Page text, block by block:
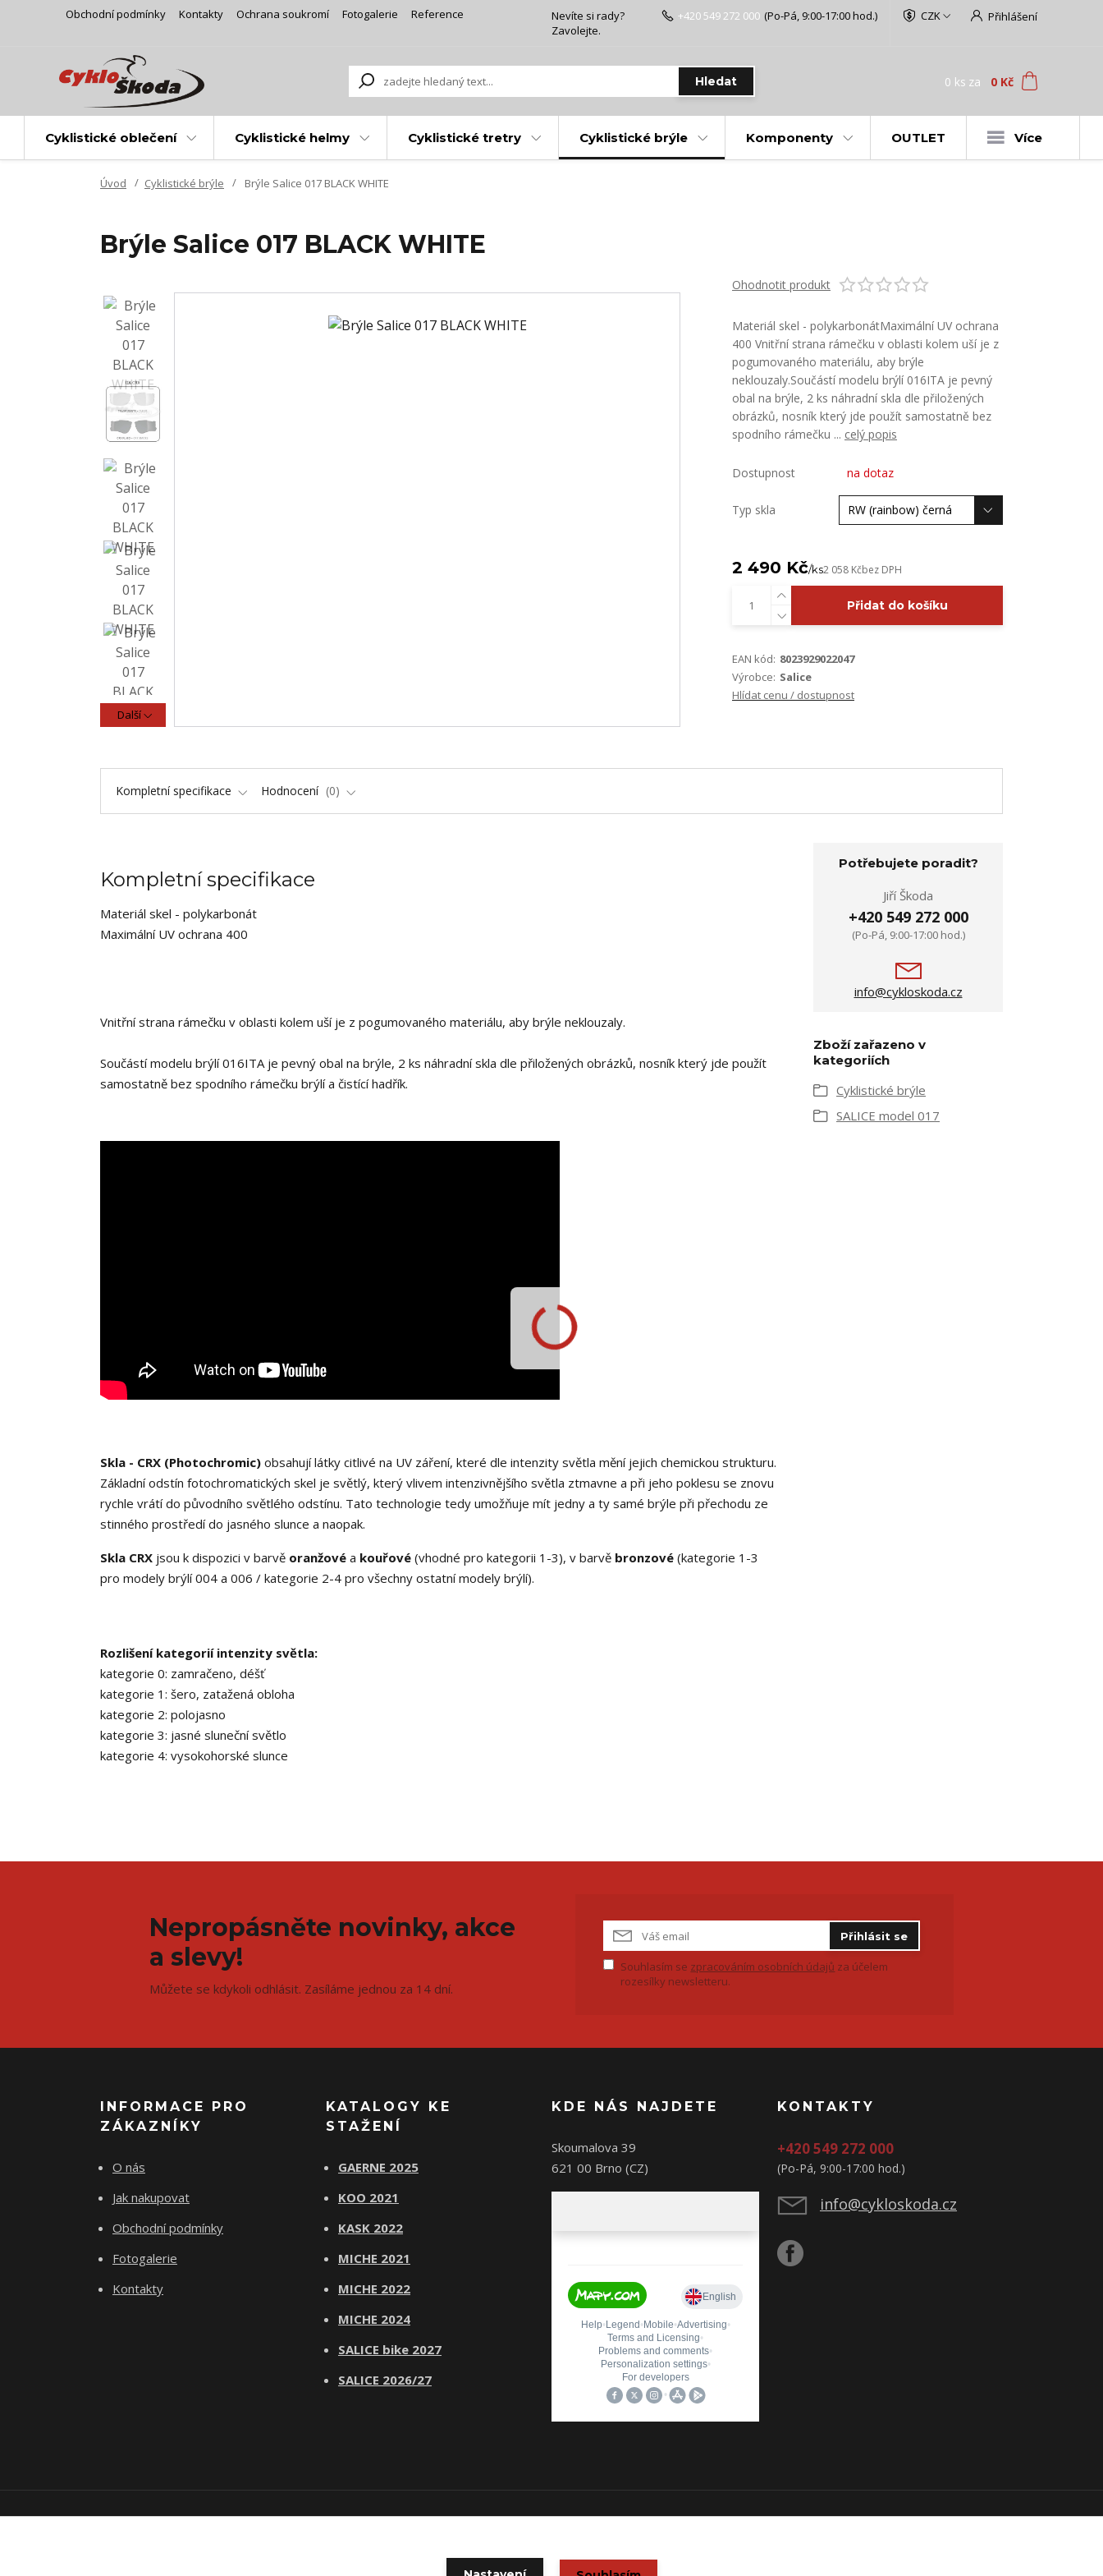
Obchodní podmínky Kontakty Ochrana soukromí Fotogalerie Reference CZK Přihlášení
Hledat
Nevíte si rady?
Zavolejte.
+420 549 272 000 (Po-Pá, 9:00-17:00 hod.)
0 ks za 0 Kč
Cyklistické oblečení Cyklistické helmy Cyklistické tretry Cyklistické brýle Komponenty OUTLET Více
Úvod Cyklistické brýle Brýle Salice 017 BLACK WHITE
Brýle Salice 017 BLACK WHITE
Další
Ohodnotit produkt
Materiál skel - polykarbonátMaximální UV ochrana
400 Vnitřní strana rámečku v oblasti kolem uší je z
pogumovaného materiálu, aby brýle
neklouzaly.Součástí modelu brýlí 016ITA je pevný
obal na brýle, 2 ks náhradní skla dle přiložených
obrázků, nosník který jde použít samostatně bez
spodního rámečku ... celý popis
Dostupnost na dotaz
Typ skla
2 490 Kč/ks2 058 Kčbez DPH
Přidat do košíku
EAN kód: 8023929022047
Výrobce: Salice
Hlídat cenu / dostupnost
Kompletní specifikace Hodnocení 0
Kompletní specifikace
Materiál skel - polykarbonát
Maximální UV ochrana 400
Vnitřní strana rámečku v oblasti kolem uší je z pogumovaného materiálu, aby brýle neklouzaly.
Součástí modelu brýlí 016ITA je pevný obal na brýle, 2 ks náhradní skla dle přiložených obrázků, nosník který jde použít
samostatně bez spodního rámečku brýlí a čistící hadřík.
Skla - CRX (Photochromic) obsahují látky citlivé na UV záření, které dle intenzity světla mění jejich chemickou strukturu.
Základní odstín fotochromatických skel je světlý, který vlivem intenzivnějšího světla ztmavne a při jeho poklesu se znovu
rychle vrátí do původního světlého odstínu. Tato technologie tedy umožňuje mít jedny a ty samé brýle při přechodu ze
stinného prostředí do jasného slunce a naopak.
Skla CRX jsou k dispozici v barvě oranžové a kouřové (vhodné pro kategorii 1-3), v barvě bronzové (kategorie 1-3
pro modely brýlí 004 a 006 / kategorie 2-4 pro všechny ostatní modely brýlí).
Rozlišení kategorií intenzity světla:
kategorie 0: zamračeno, déšť
kategorie 1: šero, zatažená obloha
kategorie 2: polojasno
kategorie 3: jasné sluneční světlo
kategorie 4: vysokohorské slunce
Potřebujete poradit?
Jiří Škoda
+420 549 272 000
(Po-Pá, 9:00-17:00 hod.)
info@cykloskoda.cz
Zboží zařazeno v
kategoriích
Cyklistické brýle
SALICE model 017
Nepropásněte novinky, akce
a slevy!
Můžete se kdykoli odhlásit. Zasíláme jednou za 14 dní.
Přihlásit se
Souhlasím se zpracováním osobních údajů za účelem
rozesílky newsletteru.
INFORMACE PRO
ZÁKAZNÍKY
O nás
Jak nakupovat
Obchodní podmínky
Fotogalerie
Kontakty
KATALOGY KE
STAŽENÍ
GAERNE 2025
KOO 2021
KASK 2022
MICHE 2021
MICHE 2022
MICHE 2024
SALICE bike 2027
SALICE 2026/27
KDE NÁS NAJDETE
Skoumalova 39
621 00 Brno (CZ)
KONTAKTY
+420 549 272 000
(Po-Pá, 9:00-17:00 hod.)
info@cykloskoda.cz
Vytvořeno na
Eshop-rychle.cz